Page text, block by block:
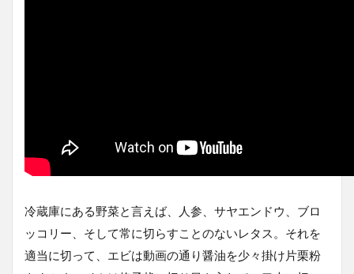
冷蔵庫にある野菜と言えば、人参、サヤエンドウ、ブロ
ッコリー、そして常に切らすことのないレタス。それを
適当に切って、エビは動画の通り醤油を少々掛け片栗粉